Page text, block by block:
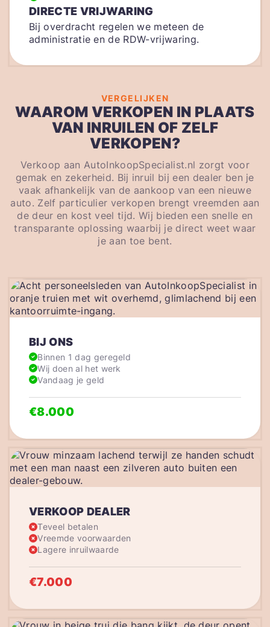
DIRECTE VRIJWARING
Bij overdracht regelen we meteen de
administratie en de RDW-vrijwaring.
VERGELIJKEN
WAAROM VERKOPEN IN PLAATS
VAN INRUILEN OF ZELF
VERKOPEN?
Verkoop aan AutoInkoopSpecialist.nl zorgt voor
gemak en zekerheid. Bij inruil bij een dealer ben je
vaak afhankelijk van de aankoop van een nieuwe
auto. Zelf particulier verkopen brengt vreemden aan
de deur en kost veel tijd. Wij bieden een snelle en
transparante oplossing waarbij je direct weet waar
je aan toe bent.
VERKOOP DEALER
Teveel betalen
Vreemde voorwaarden
Lagere inruilwaarde
€7.000
BIJ ONS
Binnen 1 dag geregeld
Wij doen al het werk
Vandaag je geld
€8.000